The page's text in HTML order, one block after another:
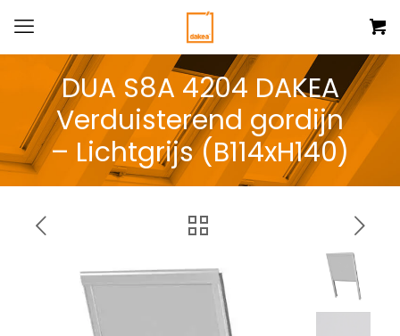
DUA S8A 4204 DAKEA
Verduisterend gordijn
– Lichtgrijs (B114xH140)